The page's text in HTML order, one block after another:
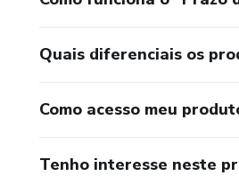
Quais diferenciais os
Como acesso meu
Tenho interesse neste